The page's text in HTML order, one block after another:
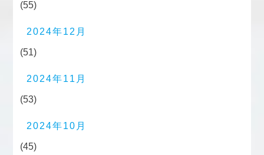
(55)
2024年12月
(51)
2024年11月
(53)
2024年10月
(45)